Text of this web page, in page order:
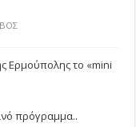
Ερμούπολης το «mini
πρόγραμμα..